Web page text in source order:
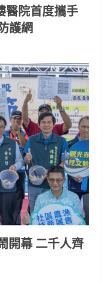
醫院首度攜手
護網
開幕 二千人齊